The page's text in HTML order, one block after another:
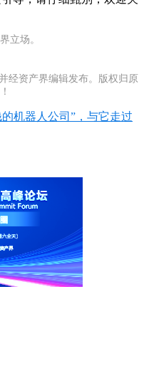
立场。
经资产界编辑发布。版权归原
机器人公司”，与它走过